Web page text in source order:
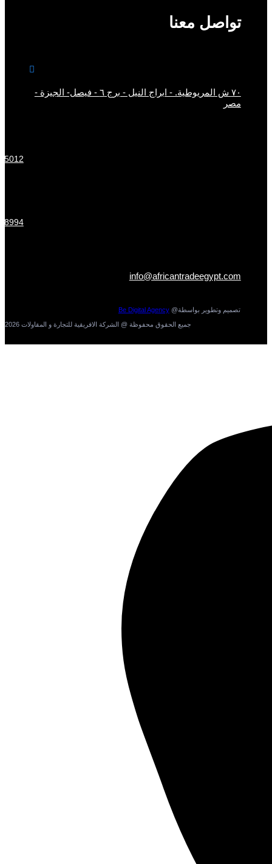
تواصل معنا

٧٠ ش المريوطية. - ابراج النيل - برج ٦ - فيصل- الجيزة -
مصر
info@africantradeegypt.com
تصميم وتطوير بواسطة@Be Digital Agency
جميع الحقوق محفوظة @ الشركة الافريقية للتجارة و المقاولات 2026